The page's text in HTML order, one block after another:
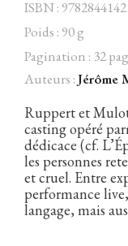
Facebook
ISBN :
Poids : 90 g
Pagination : 32
Auteurs :Jérôme
Ruppert et
casting opéré
dédicace (cf.
les personnes
et cruel. Entre
performance
langage, mais